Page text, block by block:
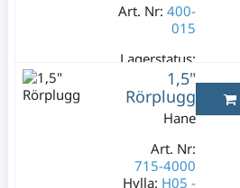
Art. Nr:400-
015
Lagerstatus:
3 st
149 kr
Varav moms:
29,80 kr
1,5"
Rörplugg
Hane
Art. Nr:
715-4000
Hylla: H05 -